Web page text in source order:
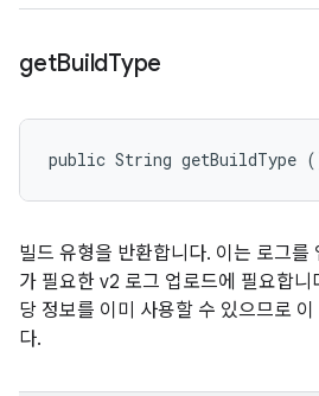
getBuildType
public String getBuildType
빌드 유형을 반환합니다. 이는 로그를
가 필요한 v2 로그 업로드에 필요합니
당 정보를 이미 사용할 수 있으므로
다.